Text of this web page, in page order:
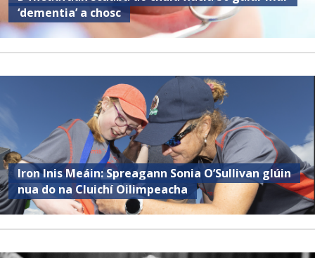
‘dementia’ a chosc
Iron Inis Meáin: Spreagann Sonia O’Sullivan glúin
nua do na Cluichí Oilimpeacha